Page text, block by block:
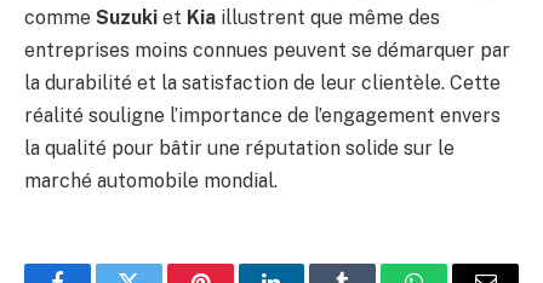
comme Suzuki et Kia illustrent que même des
entreprises moins connues peuvent se démarquer par
la durabilité et la satisfaction de leur clientèle. Cette
réalité souligne l’importance de l’engagement envers
la qualité pour bâtir une réputation solide sur le
marché automobile mondial.